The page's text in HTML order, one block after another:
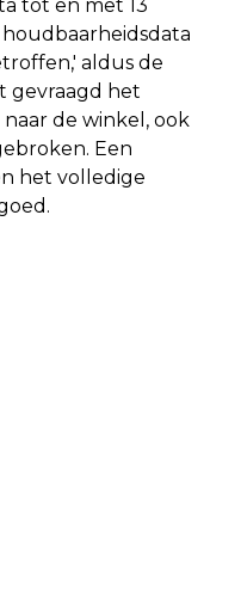
tot en met 13
aldus de
gevraagd het
de winkel, ook
Een
het volledige